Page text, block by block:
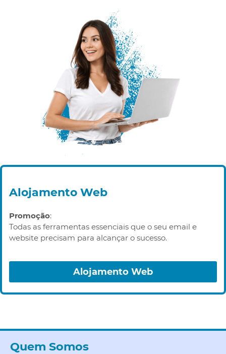
Alojamento Web
Promoção:
Todas as ferramentas essenciais que o seu email e
website precisam para alcançar o sucesso.
Alojamento Web
Quem Somos